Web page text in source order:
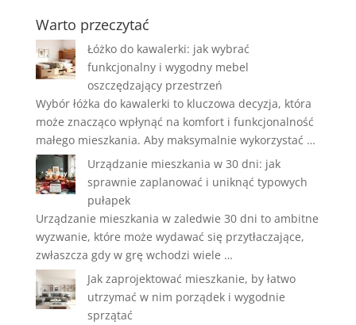
Warto przeczytać
Łóżko do kawalerki: jak wybrać
funkcjonalny i wygodny mebel
oszczędzający przestrzeń
Wybór łóżka do kawalerki to kluczowa decyzja, która
może znacząco wpłynąć na komfort i funkcjonalność
małego mieszkania. Aby maksymalnie wykorzystać …
Urządzanie mieszkania w 30 dni: jak
sprawnie zaplanować i uniknąć typowych
pułapek
Urządzanie mieszkania w zaledwie 30 dni to ambitne
wyzwanie, które może wydawać się przytłaczające,
zwłaszcza gdy w grę wchodzi wiele …
Jak zaprojektować mieszkanie, by łatwo
utrzymać w nim porządek i wygodnie
sprzątać